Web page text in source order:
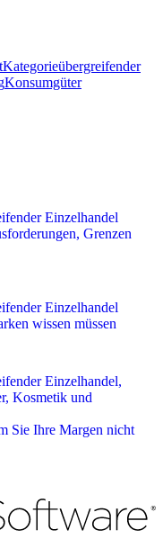
Kategorieübergreifender
Konsumgüter
Einzelhandel
Grenzen
Einzelhandel
wissen müssen
Einzelhandel,
Kosmetik und
Sie Ihre Margen nicht